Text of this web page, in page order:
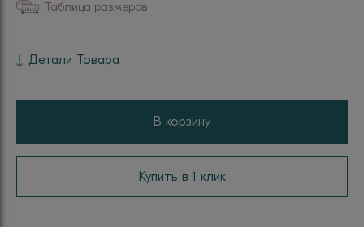
Таблица размеров
Детали Товара
В корзину
Купить в 1 клик